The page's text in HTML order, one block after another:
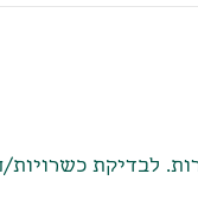
לבדיקת כשרויות/